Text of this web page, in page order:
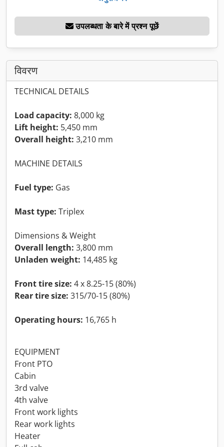
उपलब्धता के बारे में प्रश्न पूछें
विवरण
TECHNICAL DETAILS
Load capacity: 8,000 kg
Lift height: 5,450 mm
Overall height: 3,210 mm
MACHINE DETAILS
Fuel type: Gas
Mast type: Triplex
Dimensions & Weight
Overall length: 3,800 mm
Unladen weight: 14,485 kg
Front tire size: 4 x 8.25-15 (80%)
Rear tire size: 315/70-15 (80%)
Operating hours: 16,765 h
EQUIPMENT
Front PTO
Cabin
3rd valve
4th valve
Front work lights
Rear work lights
Heater